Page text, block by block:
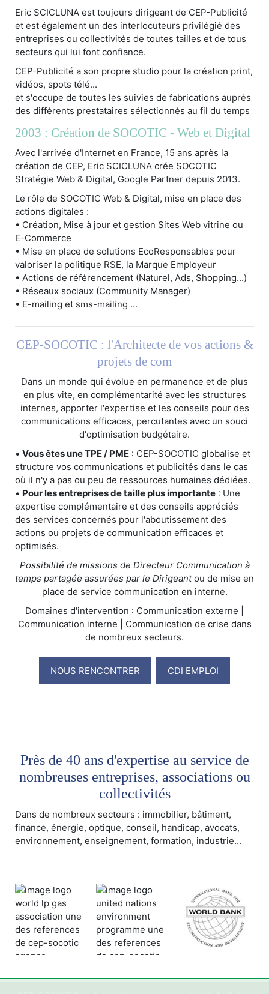
Eric SCICLUNA est toujours dirigeant de CEP-Publicité
et est également un des interlocuteurs privilégié des
entreprises ou collectivités de toutes tailles et de tous
secteurs qui lui font confiance.
CEP-Publicité a son propre studio pour la création print,
vidéos, spots télé...
et s'occupe de toutes les suivies de fabrications auprès
des différents prestataires sélectionnés au fil du temps
2003 : Création de SOCOTIC - Web et Digital
Avec l'arrivée d'Internet en France, 15 ans après la
création de CEP, Eric SCICLUNA crée SOCOTIC
Stratégie Web & Digital, Google Partner depuis 2013.
Le rôle de SOCOTIC Web & Digital, mise en place des
actions digitales :
• Création, Mise à jour et gestion Sites Web vitrine ou
E-Commerce
• Mise en place de solutions EcoResponsables pour
valoriser la politique RSE, la Marque Employeur
• Actions de référencement (Naturel, Ads, Shopping...)
• Réseaux sociaux (Community Manager)
• E-mailing et sms-mailing ...
CEP-SOCOTIC : l'Architecte de vos actions &
projets de com
Dans un monde qui évolue en permanence et de plus
en plus vite, en complémentarité avec les structures
internes, apporter l'expertise et les conseils pour des
communications efficaces, percutantes avec un souci
d'optimisation budgétaire.
• Vous êtes une TPE / PME : CEP-SOCOTIC globalise et
structure vos communications et publicités dans le cas
où il n'y a pas ou peu de ressources humaines dédiées.
• Pour les entreprises de taille plus importante : Une
expertise complémentaire et des conseils appréciés
des services concernés pour l'aboutissement des
actions ou projets de communication efficaces et
optimisés.
Possibilité de missions de Directeur Communication à
temps partagée assurées par le Dirigeantou de mise en
place de service communication en interne.
Domaines d'intervention : Communication externe |
Communication interne | Communication de crise dans
de nombreux secteurs.
NOUS RENCONTRER CDI EMPLOI
Près de 40 ans d'expertise au service de
nombreuses entreprises, associations ou
collectivités
Dans de nombreux secteurs : immobilier, bâtiment,
finance, énergie, optique, conseil, handicap, avocats,
environnement, enseignement, formation, industrie...